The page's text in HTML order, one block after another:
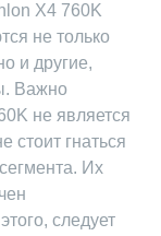
X4 760K
не только
и другие,
Важно
не является
стоит гнаться
Их
следует